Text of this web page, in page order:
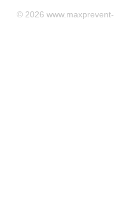
© 2026